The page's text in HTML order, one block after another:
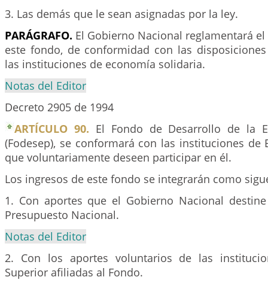
3. Las demás que le sean asignadas por la ley.
PARÁGRAFO. El Gobierno Nacional reglamentará
este fondo, de conformidad con las
las instituciones de economía solidaria.
Notas del Editor
Decreto 2905 de 1994
ARTÍCULO 90. El Fondo de Desarrollo de la
(Fodesep), se conformará con las instituciones de
que voluntariamente deseen participar en él.
Los ingresos de este fondo se integrarán como
1. Con aportes que el Gobierno Nacional
Presupuesto Nacional.
Notas del Editor
2. Con los aportes voluntarios de las
Superior afiliadas al Fondo.